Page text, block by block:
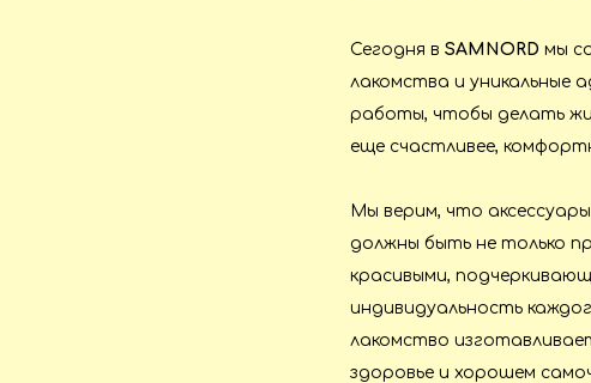
Сегодня в SAMNORD мы
лакомства и уникальные
работы, чтобы делать
еще счастливее,
Мы верим, что
должны быть не только
красивыми,
индивидуальность
лакомство
здоровье и хорошем